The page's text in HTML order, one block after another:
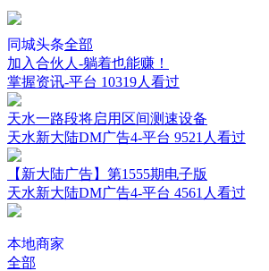
同城头条全部
加入合伙人-躺着也能赚！
掌握资讯-平台 10319人看过
天水一路段将启用区间测速设备
天水新大陆DM广告4-平台 9521人看过
【新大陆广告】第1555期电子版
天水新大陆DM广告4-平台 4561人看过
本地商家
全部